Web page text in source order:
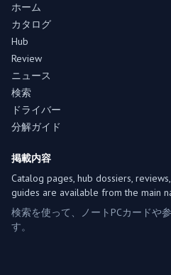
ホーム
カタログ
Hub
Review
ニュース
検索
ドライバー
分解ガイド
掲載内容
Catalog pages, hub dossiers,
guides are available from the main
検索を使って、ノートPCカードや
す。